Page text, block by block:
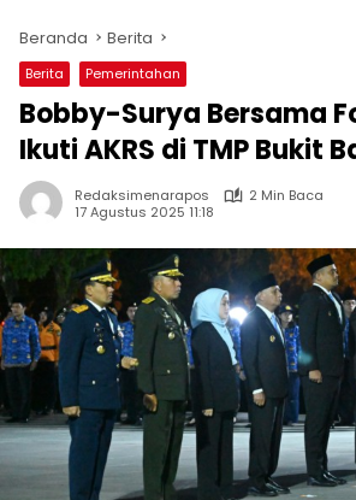
Beranda Berita
Berita Pemerintahan
Bobby-Surya Bersama
Ikuti AKRS di TMP Bukit
Redaksimenarapos
2 Min Baca
17 Agustus 2025 11:18